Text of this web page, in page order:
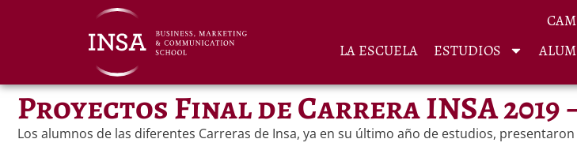
LA ESCUELA ESTUDIOS
Proyectos Final de Carrera INSA 2019
Los alumnos de las diferentes Carreras de Insa, ya en su último año de estudios,